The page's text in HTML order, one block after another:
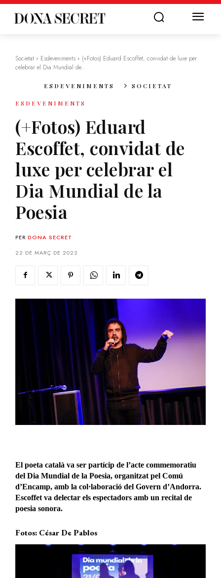
Societat Esdeveniments
(+Fotos) Eduard Escoffet, convidat de luxe per
celebrar el Dia Mundial de...
ESDEVENIMENTS SOCIETAT
ESDEVENIMENTS
(+Fotos) Eduard
Escoffet, convidat de
luxe per celebrar el
Dia Mundial de la
Poesia
PER DONA SECRET
22 DE MARÇ DE 2022
El poeta català va ser partícip de l’acte commemoratiu
del Dia Mundial de la Poesia, organitzat pel Comú
d’Encamp, amb la col·laboració del Govern d’Andorra.
Escoffet va delectar els espectadors amb un recital de
poesia sonora.
Fotos: César De Pablos